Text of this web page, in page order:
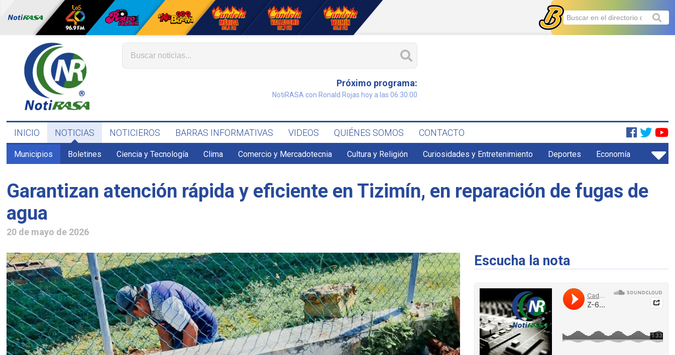
Próximo programa:
NotiRASA con Ronald Rojas hoy a las 06:30:00
INICIO NOTICIAS NOTICIEROS BARRAS INFORMATIVAS VIDEOS QUIÉNES SOMOS CONTACTO
Municipios Boletines Ciencia y Tecnología Clima Comercio y Mercadotecnia Cultura y Religión Curiosidades y Entretenimiento Deportes Economía
Garantizan atención rápida y eficiente en Tizimín, en reparación de fugas de
agua
20 de mayo de 2026
Escucha la nota